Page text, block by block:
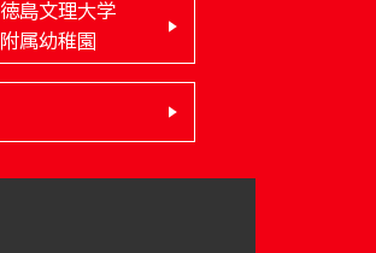
徳島文理大学
附属幼稚園